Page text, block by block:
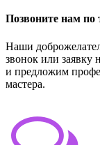
Позвоните нам по
Наши
звонок или
и предложим
мастера.